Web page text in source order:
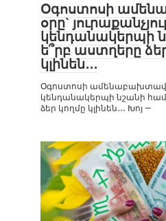
Օգոստոսի
օրը`
կենդանակերպի
ե՞րբ աստղերը
կլինեն․․․
Օգոստոսի
կենդանակերպի նշանի
ձեր կողմը կլինեն․․․ Խոյ —